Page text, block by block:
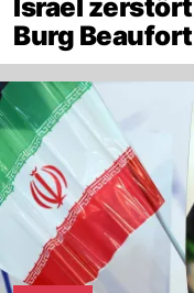
Israel
Burg Beaufort